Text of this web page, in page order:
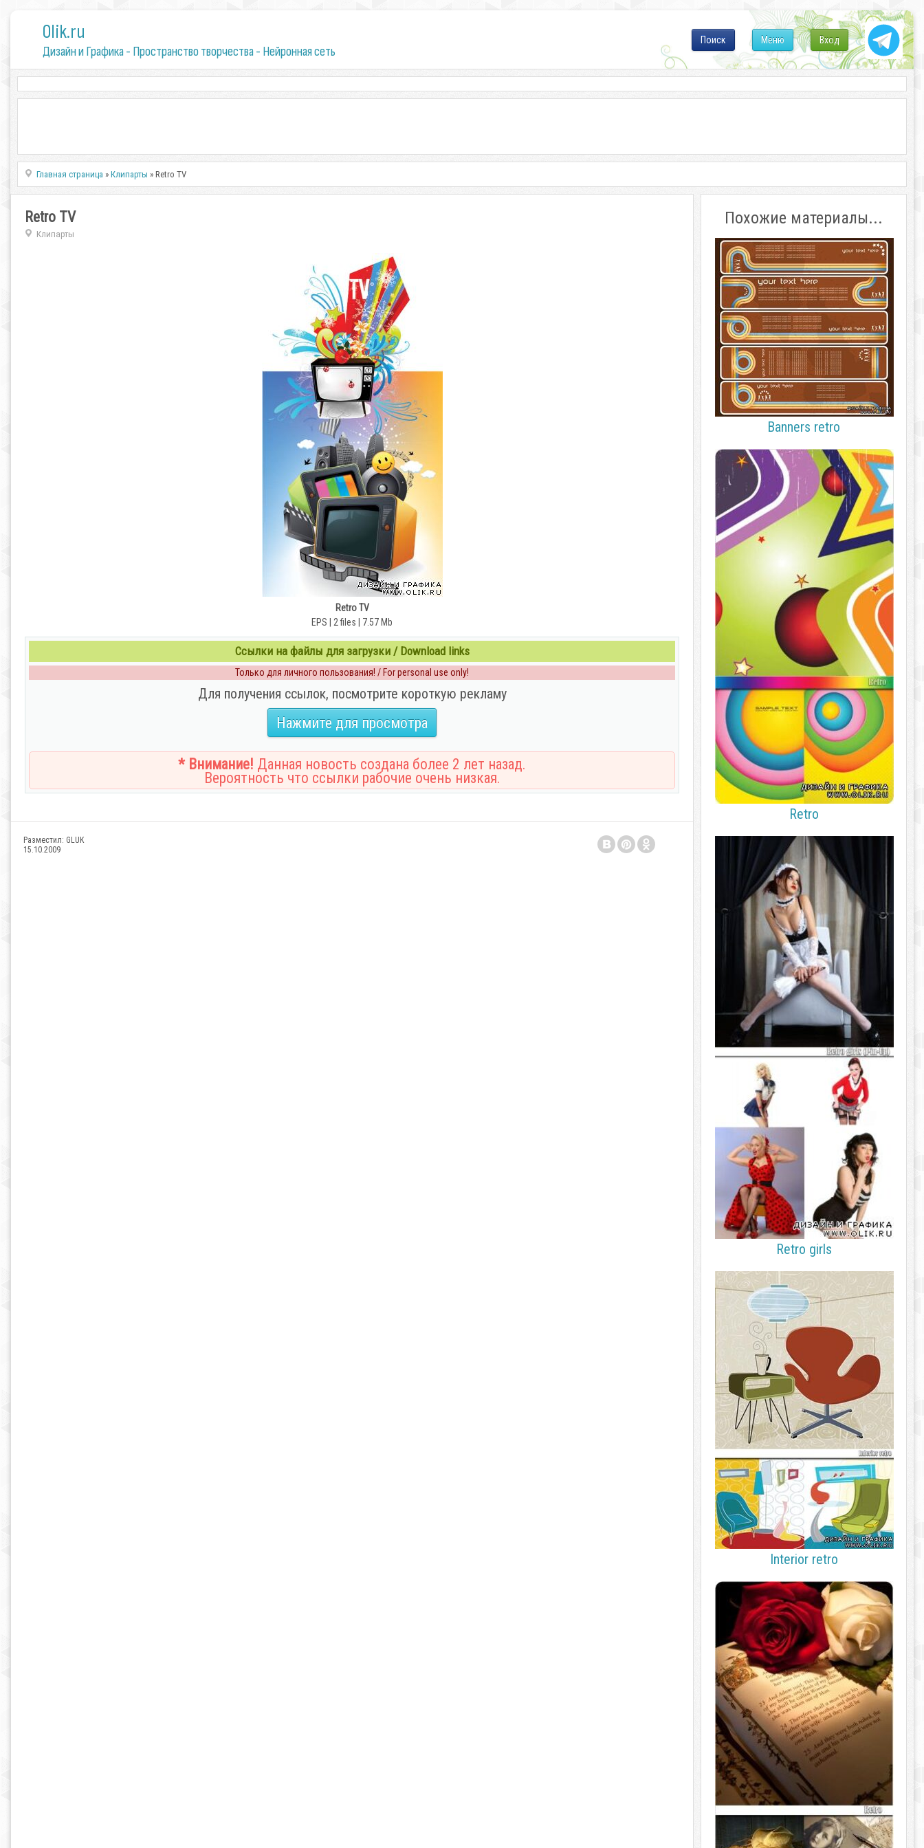
0lik.ru
Дизайн и Графика - Пространство творчества - Нейронная сеть
Вход
Меню
Поиск
Главная страница »Клипарты » Retro TV
Retro TV
Клипарты
Retro TV
EPS | 2 files | 7.57 Mb
Ссылки на файлы для загрузки / Download links
Только для личного пользования! / For personal use only!
Для получения ссылок, посмотрите короткую рекламу
Нажмите для просмотра
* Внимание! Данная новость создана более 2 лет назад.
Вероятность что ссылки рабочие очень низкая.
Разместил: GLUK
15.10.2009
Похожие материалы...
Banners retro
Retro
Retro girls
Interior retro